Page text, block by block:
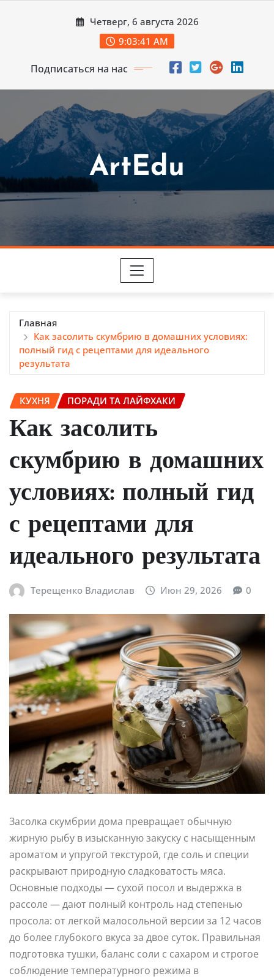
Четверг, 6 августа 2026
9:03:42 AM
Подписаться на нас
ArtEdu
Главная
Как засолить скумбрию в домашних условиях:
полный гид с рецептами для идеального
результата
КУХНЯ ПОРАДИ ТА ЛАЙФХАКИ
Как засолить
скумбрию в домашних
условиях: полный гид
с рецептами для
идеального результата
Терещенко Владислав Июн 29, 2026 0
Засолка скумбрии дома превращает обычную
жирную рыбу в изысканную закуску с насыщенным
ароматом и упругой текстурой, где соль и специи
раскрывают природную сладковатость мяса.
Основные подходы — сухой посол и выдержка в
рассоле — дают полный контроль над степенью
просола: от легкой малосольной версии за 12 часов
до более глубокого вкуса за двое суток. Правильная
подготовка тушки, баланс соли с сахаром и строгое
соблюдение температурного режима в